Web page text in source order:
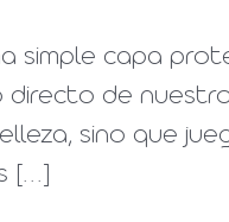
simple capa
directo de
sino que